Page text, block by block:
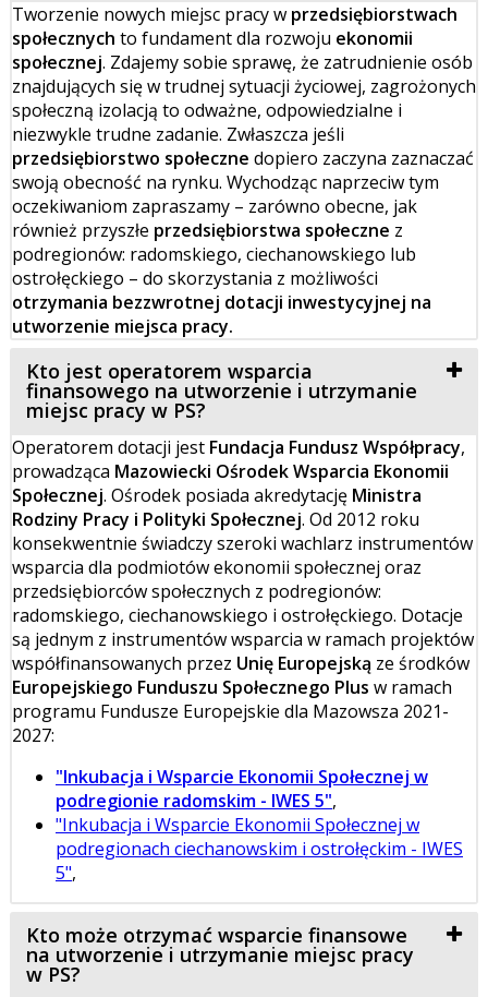
Tworzenie nowych miejsc pracy w przedsiębiorstwach
społecznych to fundament dla rozwoju ekonomii
społecznej. Zdajemy sobie sprawę, że zatrudnienie osób
znajdujących się w trudnej sytuacji życiowej, zagrożonych
społeczną izolacją to odważne, odpowiedzialne i
niezwykle trudne zadanie. Zwłaszcza jeśli
przedsiębiorstwo społeczne dopiero zaczyna zaznaczać
swoją obecność na rynku. Wychodząc naprzeciw tym
oczekiwaniom zapraszamy – zarówno obecne, jak
również przyszłe przedsiębiorstwa społeczne z
podregionów: radomskiego, ciechanowskiego lub
ostrołęckiego – do skorzystania z możliwości
otrzymania bezzwrotnej dotacji inwestycyjnej na
utworzenie miejsca pracy.
Kto jest operatorem wsparcia
finansowego na utworzenie i utrzymanie
miejsc pracy w PS?
Operatorem dotacji jest Fundacja Fundusz Współpracy,
prowadząca Mazowiecki Ośrodek Wsparcia Ekonomii
Społecznej. Ośrodek posiada akredytację Ministra
Rodziny Pracy i Polityki Społecznej. Od 2012 roku
konsekwentnie świadczy szeroki wachlarz instrumentów
wsparcia dla podmiotów ekonomii społecznej oraz
przedsiębiorców społecznych z podregionów:
radomskiego, ciechanowskiego i ostrołęckiego. Dotacje
są jednym z instrumentów wsparcia w ramach projektów
współfinansowanych przez Unię Europejską ze środków
Europejskiego Funduszu Społecznego Plus w ramach
programu Fundusze Europejskie dla Mazowsza 2021-
2027:
"Inkubacja i Wsparcie Ekonomii Społecznej w
podregionie radomskim - IWES 5",
"Inkubacja i Wsparcie Ekonomii Społecznej w
podregionach ciechanowskim i ostrołęckim - IWES
5",
Kto może otrzymać wsparcie finansowe
na utworzenie i utrzymanie miejsc pracy
w PS?